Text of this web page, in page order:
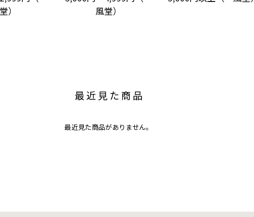
）
風堂）
最近見た商品
最近見た商品がありません。